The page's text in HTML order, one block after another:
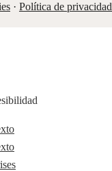
· Política de privacidad